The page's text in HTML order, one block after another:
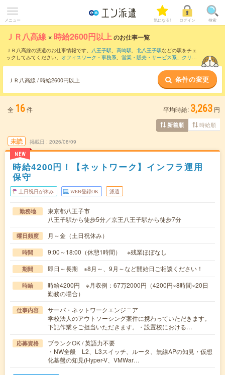
メニュー 気になる! ログイン 検索
ＪＲ八高線 × 時給2600円以上のお仕事一覧
ＪＲ八高線の派遣のお仕事情報です。 八王子駅、 高崎駅、 北八王子駅などの駅をチェ
ックしてみてください。 オフィスワーク・事務系、 営業・販売・サービス系、 クリエ
ＪＲ八高線 / 時給2600円以上 条件の変更
全 16件 平均時給: 3,263 円
新着順 時給順
未読
NEW
掲載日 2026/08/09
時給4200円！【ネットワーク】インフラ運用
保守
土日祝日が休み WEB登録OK 派遣
勤務地
東京都八王子市
八王子駅から徒歩5分／京王八王子駅から徒歩7分
曜日頻度 月～金（土日祝休み）
時間 9:00～18:00（休憩1時間） ※残業ほぼなし
期間 即日～長期 ※8月～、9月～など開始日ご相談ください！
時給
時給4200円 ※月収例：67万2000円（4200円×8時間×20日
勤務の場合）
仕事内容
サーバ・ネットワークエンジニア
学校法人のアウトソーシング案件に携わっていただきます。
下記作業をご担当いただきます。・設置校における…
応募資格
ブランクOK / 英語力不要
・NW全般 L2、L3スイッチ、ルータ、無線APの知見・仮想
化基盤の知見(Hyper-V、VMWar…